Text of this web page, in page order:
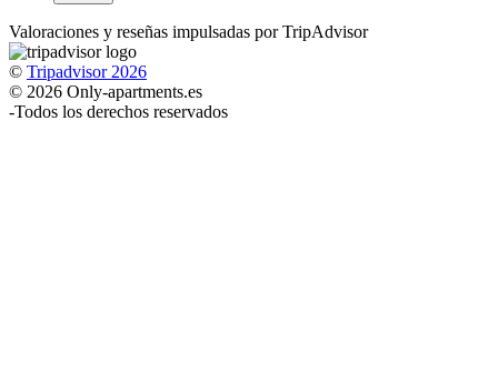
Valoraciones y reseñas impulsadas por TripAdvisor
© Tripadvisor 2026
© 2026 Only-apartments.es
-Todos los derechos reservados